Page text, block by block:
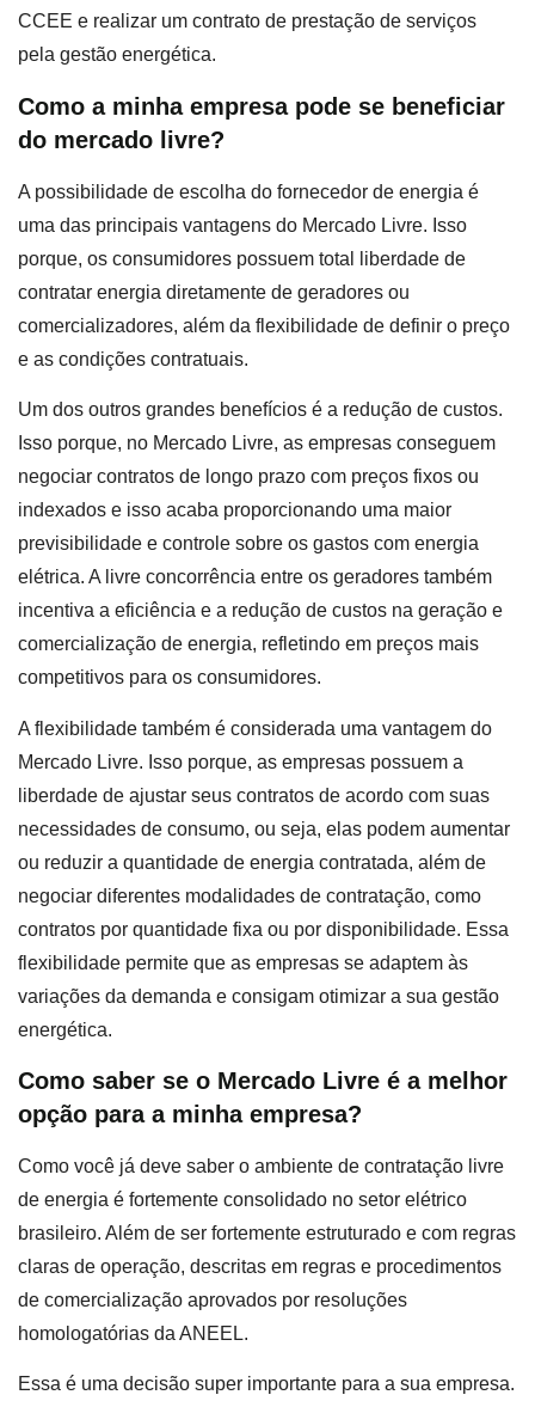
CCEE e realizar um contrato de prestação de serviços
pela gestão energética.
Como a minha empresa pode se beneficiar
do mercado livre?
A possibilidade de escolha do fornecedor de energia é
uma das principais vantagens do Mercado Livre. Isso
porque, os consumidores possuem total liberdade de
contratar energia diretamente de geradores ou
comercializadores, além da flexibilidade de definir o preço
e as condições contratuais.
Um dos outros grandes benefícios é a redução de custos.
Isso porque, no Mercado Livre, as empresas conseguem
negociar contratos de longo prazo com preços fixos ou
indexados e isso acaba proporcionando uma maior
previsibilidade e controle sobre os gastos com energia
elétrica. A livre concorrência entre os geradores também
incentiva a eficiência e a redução de custos na geração e
comercialização de energia, refletindo em preços mais
competitivos para os consumidores.
A flexibilidade também é considerada uma vantagem do
Mercado Livre. Isso porque, as empresas possuem a
liberdade de ajustar seus contratos de acordo com suas
necessidades de consumo, ou seja, elas podem aumentar
ou reduzir a quantidade de energia contratada, além de
negociar diferentes modalidades de contratação, como
contratos por quantidade fixa ou por disponibilidade. Essa
flexibilidade permite que as empresas se adaptem às
variações da demanda e consigam otimizar a sua gestão
energética.
Como saber se o Mercado Livre é a melhor
opção para a minha empresa?
Como você já deve saber o ambiente de contratação livre
de energia é fortemente consolidado no setor elétrico
brasileiro. Além de ser fortemente estruturado e com regras
claras de operação, descritas em regras e procedimentos
de comercialização aprovados por resoluções
homologatórias da ANEEL.
Essa é uma decisão super importante para a sua empresa.